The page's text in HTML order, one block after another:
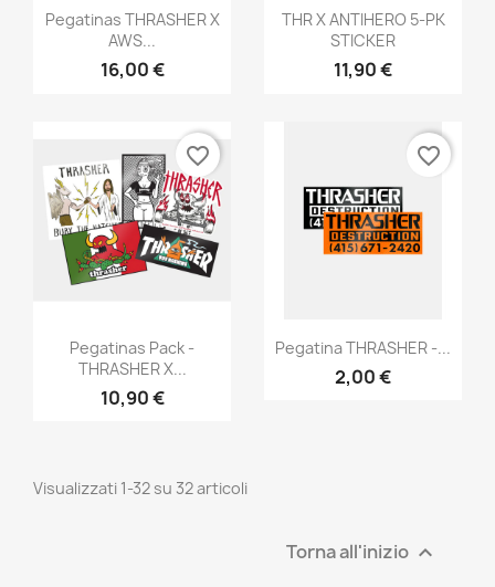
Anteprima
Pegatinas THRASHER X
AWS...
16,00 €
Anteprima
THR X ANTIHERO 5-PK
STICKER
11,90 €
Anteprima
Pegatinas Pack -
THRASHER X...
10,90 €
favorite_border
Anteprima
Pegatina THRASHER -...
2,00 €
favorite_border
Visualizzati 1-32 su 32 articoli
Torna all'inizio 